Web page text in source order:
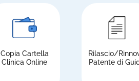
Copia Cartella
Clinica Online
Rilascio/
Patente di